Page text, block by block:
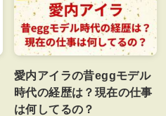
愛内アイラの昔eggモデル
時代の経歴は？現在の仕事
は何してるの？